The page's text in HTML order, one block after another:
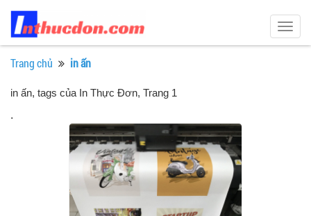
Trang chủ in ấn
in ấn, tags của In Thực Đơn, Trang 1
.